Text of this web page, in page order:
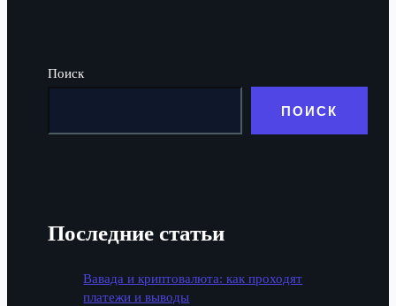
Поиск
ПОИСК
Последние статьи
Вавада и криптовалюта: как проходят
платежи и выводы